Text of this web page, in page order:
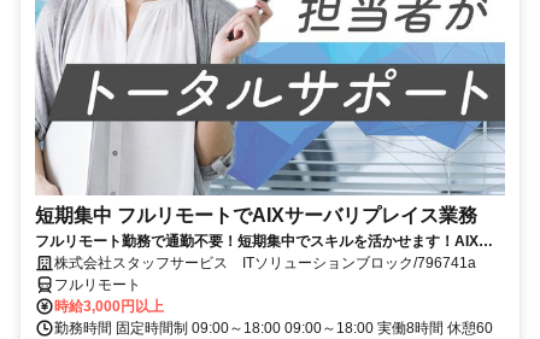
短期集中 フルリモートでAIXサーバリプレイス業務
フルリモート勤務で通勤不要！短期集中でスキルを活かせます！AIXの
経験を積むチャンス！
株式会社スタッフサービス ITソリューションブロック/796741a
フルリモート
時給3,000円以上
勤務時間 固定時間制 09:00～18:00 09:00～18:00 実働8時間 休憩60